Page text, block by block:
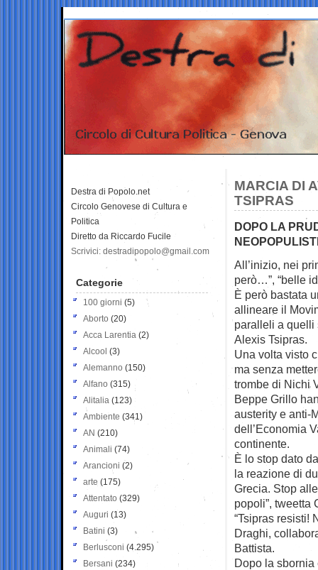
MARCIA DI
TSIPRAS
DOPO LA
All’inizio, nei
però…”, “belle
È però bastata
allineare il
paralleli a quelli
Alexis Tsipras.
Una volta visto
ma senza
trombe di Nichi
Beppe Grillo
austerity e anti-
dell’Economia
continente.
È lo stop dato
la reazione di
Grecia. Stop
popoli”, tweetta
“Tsipras resisti!
Draghi,
Battista.
Dopo la sbornia
Destra di Popolo.net
Circolo Genovese di Cultura e
Politica
Diretto da Riccardo Fucile
Scrivici: destradipopolo@gmail.com
Categorie
100 giorni (5)
Aborto (20)
Acca Larentia (2)
Alcool (3)
Alemanno (150)
Alfano (315)
Alitalia (123)
Ambiente (341)
AN (210)
Animali (74)
Arancioni (2)
arte (175)
Attentato (329)
Auguri (13)
Batini (3)
Berlusconi (4.295)
Bersani (234)